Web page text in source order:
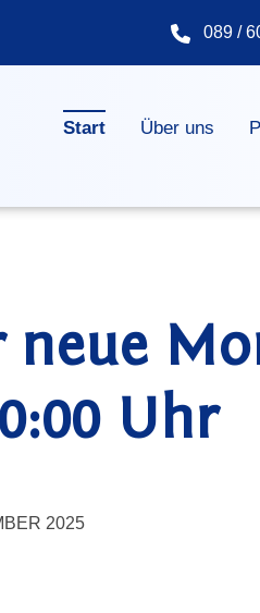
089 /
Navigation überspringen
Start Über uns
Uhr
2025